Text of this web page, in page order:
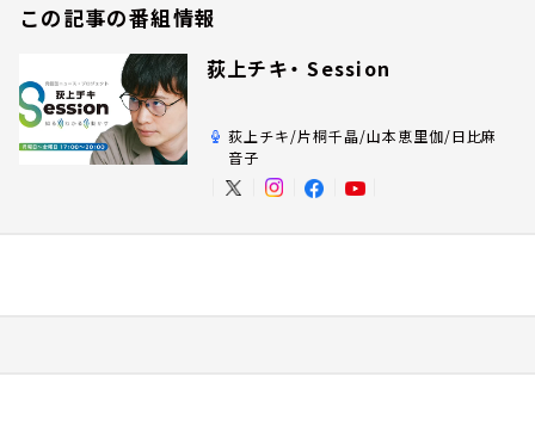
この記事の番組情報
荻上チキ・ Session
荻上チキ/片桐千晶/山本恵里伽/日比麻
音子